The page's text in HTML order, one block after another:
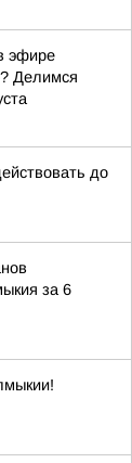
эфире
Делимся
до
за 6